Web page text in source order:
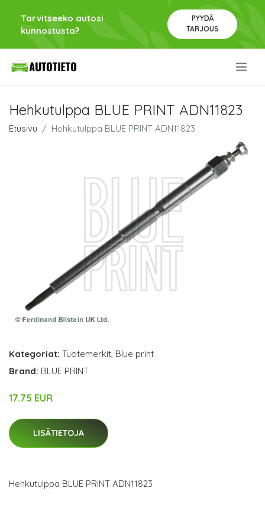
Tarvitseeko autosi
kunnostusta?
PYYDÄ
TARJOUS
Hehkutulppa BLUE PRINT ADN11823
Etusivu Hehkutulppa BLUE PRINT ADN11823
Kategoriat: Tuotemerkit, Blue print
Brand: BLUE PRINT
17.75 EUR
LISÄTIETOJA
Hehkutulppa BLUE PRINT ADN11823